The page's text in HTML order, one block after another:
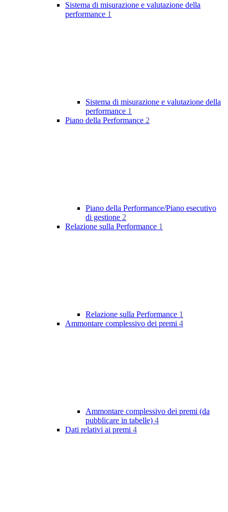
Sistema di misurazione e valutazione della
performance 1
Sistema di misurazione e valutazione della
performance 1
Piano della Performance 2
Piano della Performance/Piano esecutivo
di gestione 2
Relazione sulla Performance 1
Relazione sulla Performance 1
Ammontare complessivo dei premi 4
Ammontare complessivo dei premi (da
pubblicare in tabelle) 4
Dati relativi ai premi 4